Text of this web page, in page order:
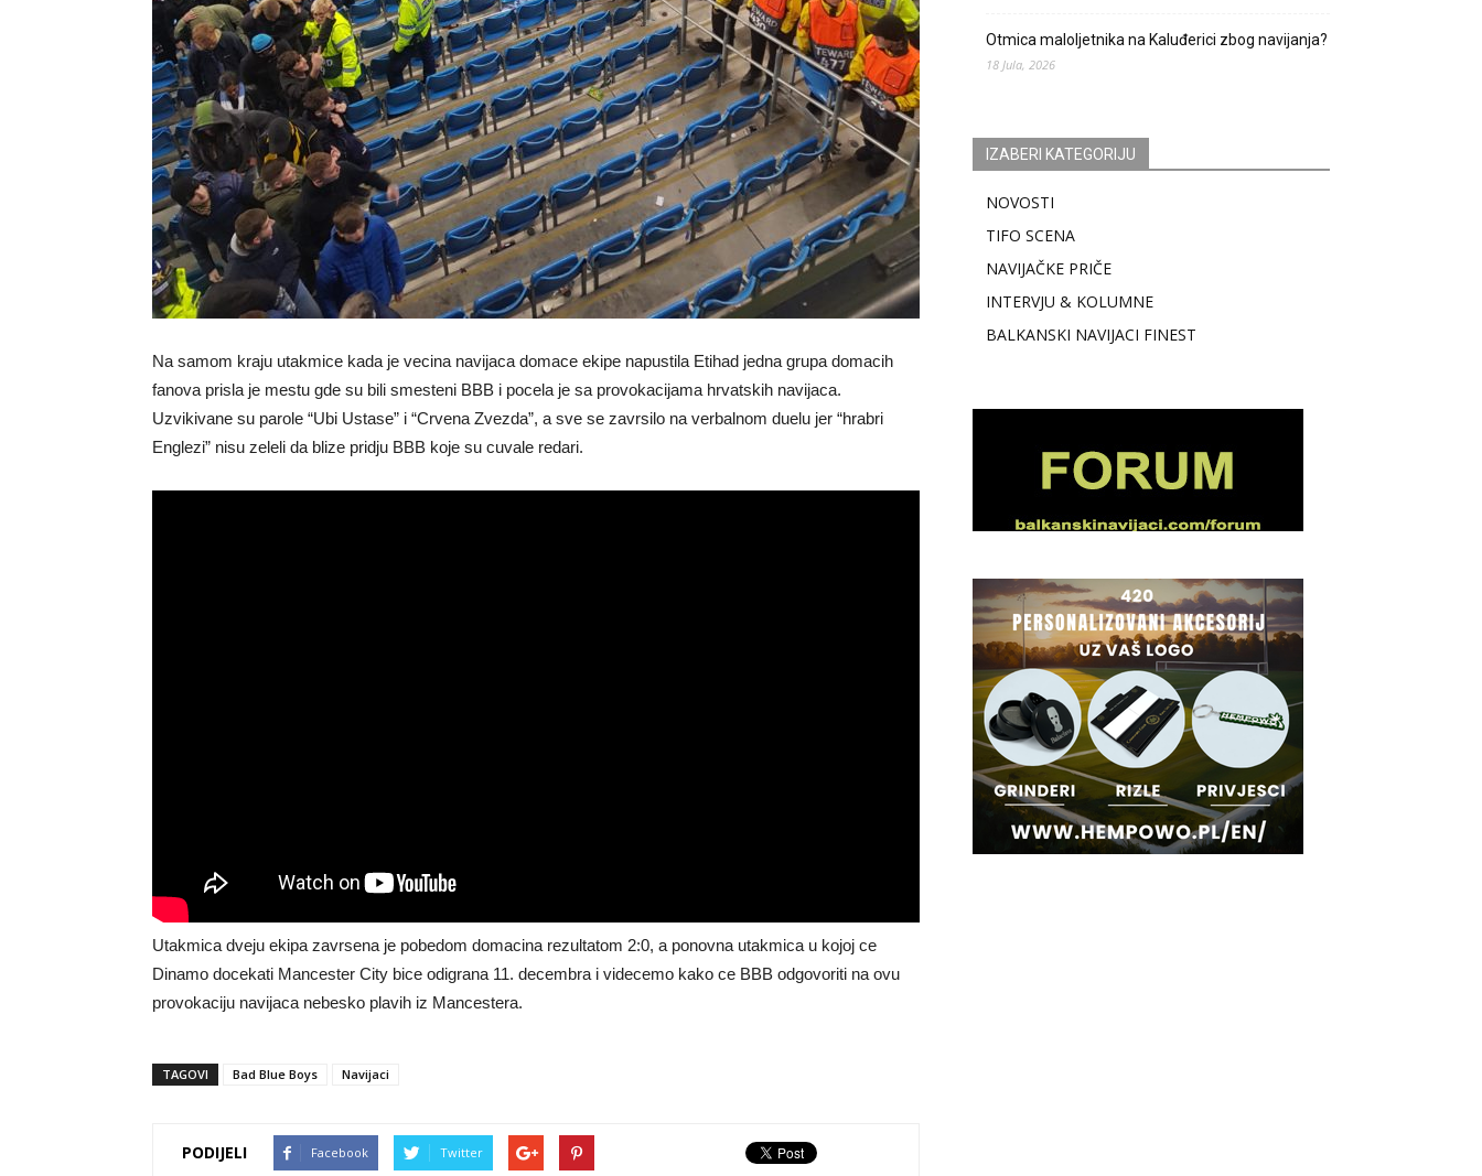
Na samom kraju utakmice kada je vecina navijaca domace ekipe napustila Etihad jedna grupa domacih
fanova prisla je mestu gde su bili smesteni BBB i pocela je sa provokacijama hrvatskih navijaca.
Uzvikivane su parole “Ubi Ustase” i “Crvena Zvezda”, a sve se zavrsilo na verbalnom duelu jer “hrabri
Englezi” nisu zeleli da blize pridju BBB koje su cuvale redari.
Utakmica dveju ekipa zavrsena je pobedom domacina rezultatom 2:0, a ponovna utakmica u kojoj ce
Dinamo docekati Mancester City bice odigrana 11. decembra i videcemo kako ce BBB odgovoriti na ovu
provokaciju navijaca nebesko plavih iz Mancestera.
TAGOVI Bad Blue Boys Navijaci
PODIJELI Facebook Twitter
Otmica maloljetnika na Kaluđerici zbog navijanja?
18 Jula, 2026
IZABERI KATEGORIJU
NOVOSTI
TIFO SCENA
NAVIJAČKE PRIČE
INTERVJU & KOLUMNE
BALKANSKI NAVIJACI FINEST